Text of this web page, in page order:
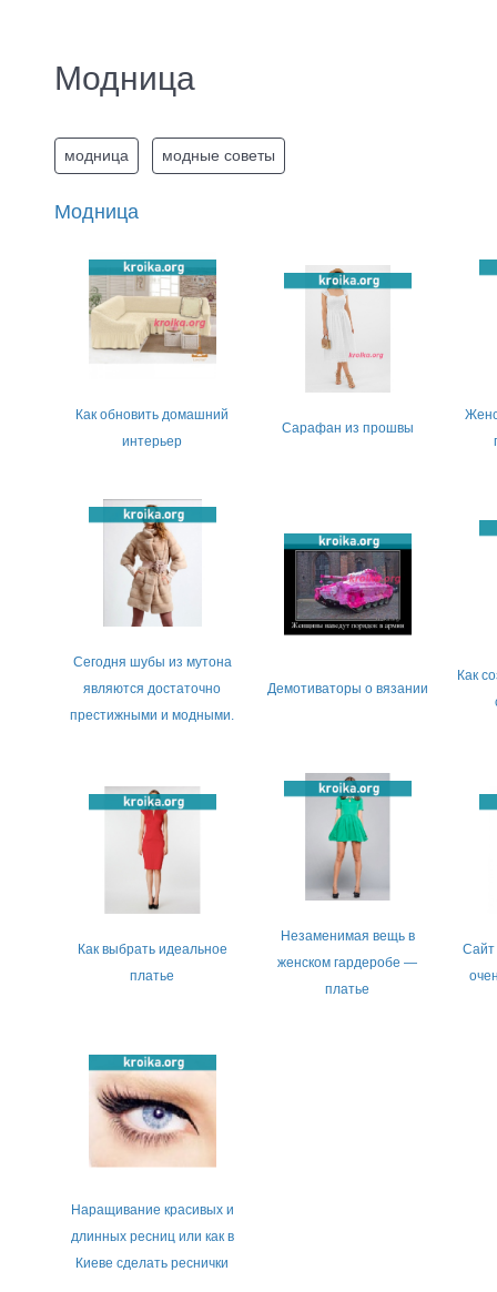
Модница
модница модные советы
Модница
Как обновить домашний
интерьер
Сарафан из прошвы
Сегодня шубы из мутона
являются достаточно
престижными и модными.
Демотиваторы о вязании
Как
Как выбрать идеальное
платье
Незаменимая вещь в
женском гардеробе —
платье
Сайт
Наращивание красивых и
длинных ресниц или как в
Киеве сделать реснички